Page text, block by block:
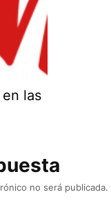
las
no será publicada.